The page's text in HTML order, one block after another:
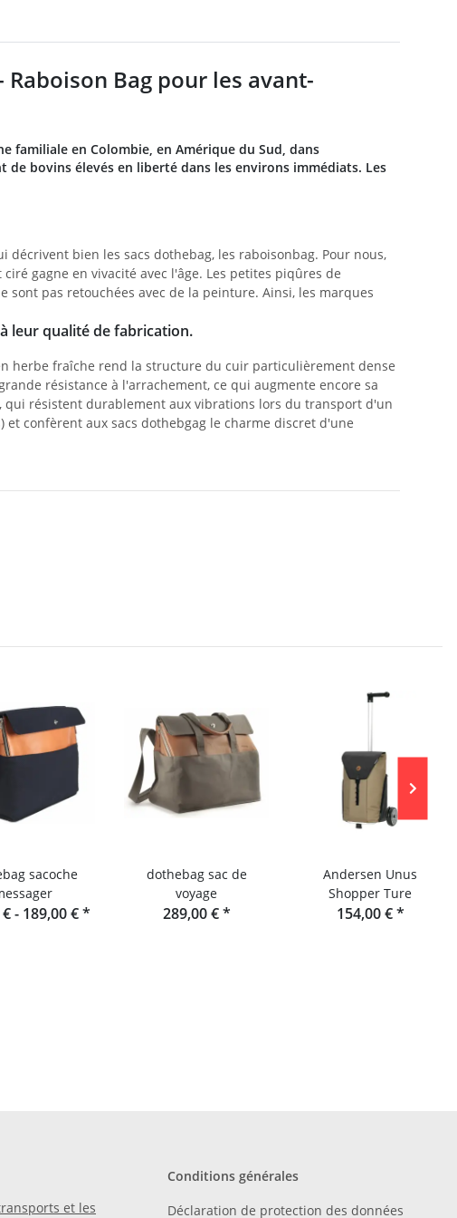
Bag pour les avant-
familiale en Colombie, en Amérique du Sud, dans
bovins élevés en liberté dans les environs immédiats. Les
bien les sacs dothebag, les raboisonbag. Pour nous,
gagne en vivacité avec l'âge. Les petites piqûres de
pas retouchées avec de la peinture. Ainsi, les marques
leur qualité de fabrication.
herbe fraîche rend la structure du cuir particulièrement dense
résistance à l'arrachement, ce qui augmente encore sa
qui résistent durablement aux vibrations lors du transport d'un
confèrent aux sacs dothebgag le charme discret d'une
sacoche
- 189,00 €*
dothebag sac de
voyage
289,00 €*
Andersen Unus
Shopper Ture
154,00 €*
et les
Conditions générales
Déclaration de protection des données